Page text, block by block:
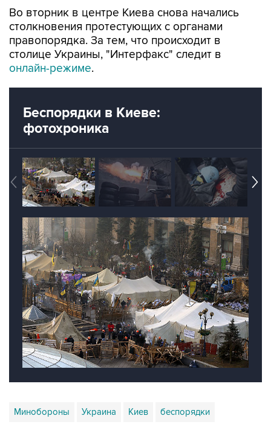
правопорядка. За тем, что происходит в
столице Украины, "Интерфакс" следит в
онлайн-режиме.
Беспорядки в Киеве:
фотохроника